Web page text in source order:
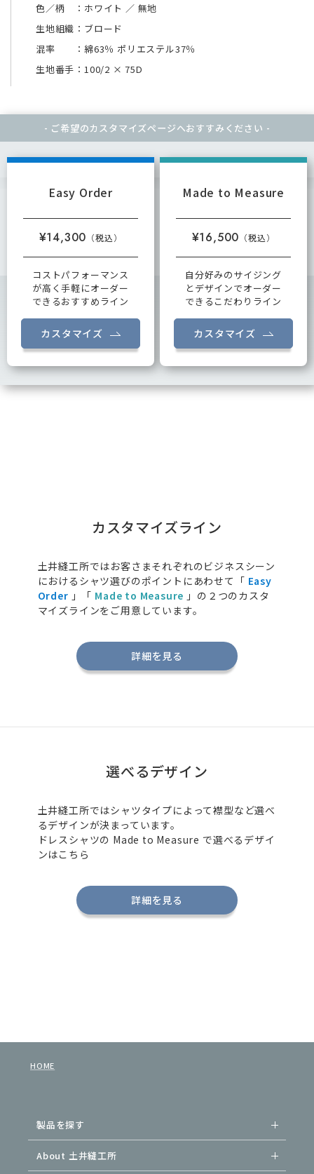
色／柄 ：ホワイト ／ 無地
生地組織：ブロード
混率 ：綿63％ ポリエステル37％
生地番手：100/2 ×75D
- ご希望のカスタマイズページへおすすみください -
Easy Order
¥14,300
コストパフォーマンス
が高く手軽にオーダー
できるおすすめライン
カスタマイズ
Made to Measure
¥16,500
自分好みのサイジング
とデザインでオーダー
できるこだわりライン
カスタマイズ
カスタマイズライン
土井縫工所ではお客さまそれぞれのビジネスシーン
におけるシャツ選びのポイントにあわせて「 Easy
Order 」「 Made to Measure 」の２つのカスタ
マイズラインをご用意しています。
詳細を見る
選べるデザイン
土井縫工所ではシャツタイプによって襟型など選べ
るデザインが決まっています。
ドレスシャツの Made to Measure で選べるデザイ
ンはこちら
詳細を見る
HOME
製品を探す
About 土井縫工所